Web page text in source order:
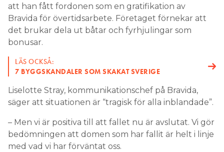
att han fått fordonen som en gratifikation av
Bravida för övertidsarbete. Företaget förnekar att
det brukar dela ut båtar och fyrhjulingar som
bonusar.
LÄS OCKSÅ:
7 BYGGSKANDALER SOM SKAKAT SVERIGE
Liselotte Stray, kommunikationschef på Bravida,
säger att situationen är “tragisk för alla inblandade”.
– Men vi är positiva till att fallet nu är avslutat. Vi gör
bedömningen att domen som har fallit är helt i linje
med vad vi har förväntat oss.